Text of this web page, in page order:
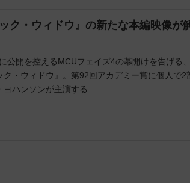
ク・ウィドウ』の新たな本編映像が
公開を控えるMCUフェイズ4の幕開けを告げる
ク・ウィドウ』。第92回アカデミー賞に個人で2
ハンソンが主演する...